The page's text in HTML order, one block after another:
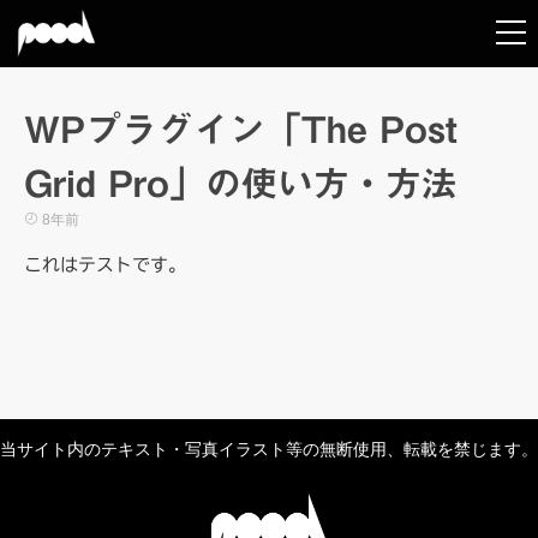
WPプラグイン「The Post
Grid Pro」の使い方・方法
8年前
これはテストです。
当サイト内のテキスト・写真イラスト等の無断使用、転載を禁じます。